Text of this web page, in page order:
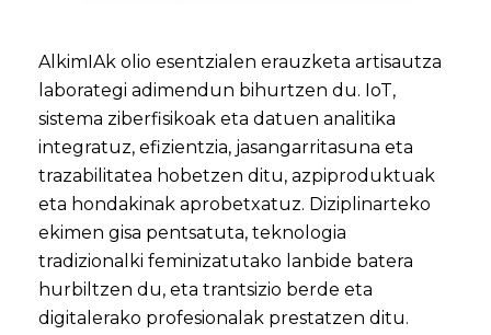
AlkimIAk olio esentzialen erauzketa artisautza
laborategi adimendun bihurtzen du. IoT,
sistema ziberfisikoak eta datuen analitika
integratuz, efizientzia, jasangarritasuna eta
trazabilitatea hobetzen ditu, azpiproduktuak
eta hondakinak aprobetxatuz. Diziplinarteko
ekimen gisa pentsatuta, teknologia
tradizionalki feminizatutako lanbide batera
hurbiltzen du, eta trantsizio berde eta
digitalerako profesionalak prestatzen ditu.